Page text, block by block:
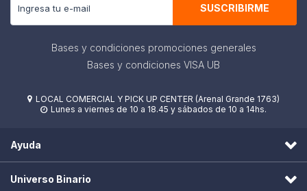
SUSCRIBIRME
Bases y condiciones promociones generales
Bases y condiciones VISA UB
 LOCAL COMERCIAL Y PICK UP CENTER (Arenal Grande 1763)
 Lunes a viernes de 10 a 18.45 y sábados de 10 a 14hs.
Ayuda
Universo Binario